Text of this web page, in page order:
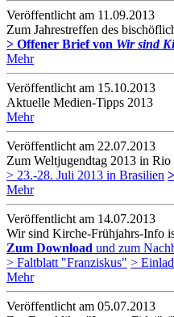
Veröffentlicht am 11­.09.2013
Zum Jahrestreffen des
> Offener Brief von Wir sind
Mehr
Veröffentlicht am 15­.10.2013
Aktuelle Medien-Tipps 2013
Mehr
Veröffentlicht am 22­.07.2013
Zum Weltjugendtag 2013 in Rio
> 23.-28. Juli 2013 in Brasilien
Mehr
Veröffentlicht am 14­.07.2013
Wir sind Kirche-Frühjahrs-Info
Zum Download und zum
> Faltblatt "Franziskus" >
Mehr
Veröffentlicht am 05­.07.2013